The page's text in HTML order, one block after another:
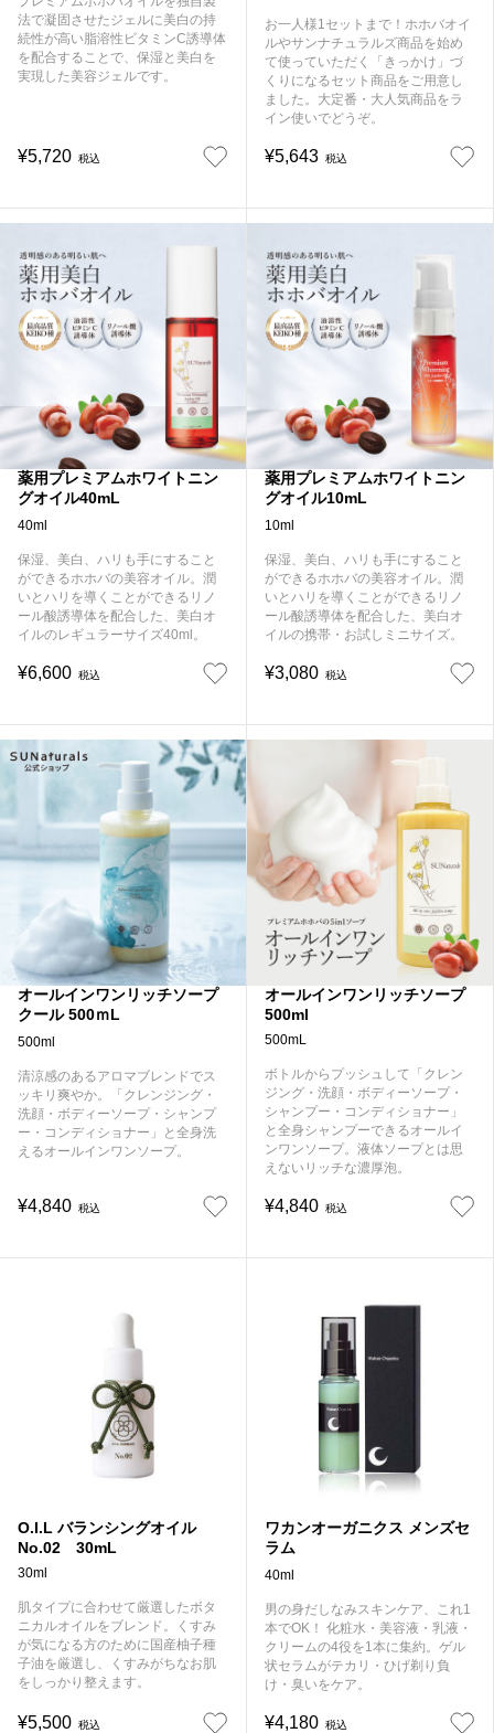
法で凝固させたジェルに美白の持
続性が高い脂溶性ビタミンC誘導体
を配合することで、保湿と美白を
実現した美容ジェルです。
¥5,720 税込
お一人様1セットまで！ホホバオイ
ルやサンナチュラルズ商品を始め
て使っていただく「きっかけ」づ
くりになるセット商品をご用意し
ました。大定番・大人気商品をラ
イン使いでどうぞ。
¥5,643 税込
薬用プレミアムホワイトニン
グオイル40mL
40ml
保湿、美白、ハリも手にすること
ができるホホバの美容オイル。潤
いとハリを導くことができるリノ
ール酸誘導体を配合した、美白オ
イルのレギュラーサイズ40ml。
¥6,600 税込
薬用プレミアムホワイトニン
グオイル10mL
10ml
保湿、美白、ハリも手にすること
ができるホホバの美容オイル。潤
いとハリを導くことができるリノ
ール酸誘導体を配合した、美白オ
イルの携帯・お試しミニサイズ。
¥3,080 税込
オールインワンリッチソープ
クール 500ｍL
500ml
清涼感のあるアロマブレンドでス
ッキリ爽やか。「クレンジング・
洗顔・ボディーソープ・シャンプ
ー・コンディショナー」と全身洗
えるオールインワンソープ。
¥4,840 税込
オールインワンリッチソープ
500ml
500mL
ボトルからプッシュして「クレン
ジング・洗顔・ボディーソープ・
シャンプー・コンディショナー」
と全身シャンプーできるオールイ
ンワンソープ。液体ソープとは思
えないリッチな濃厚泡。
¥4,840 税込
O.I.L バランシングオイル
No.02 30mL
30ml
肌タイプに合わせて厳選したボタ
ニカルオイルをブレンド。くすみ
が気になる方のために国産柚子種
子油を厳選し、くすみがちなお肌
をしっかり整えます。
¥5,500 税込
ワカンオーガニクス メンズセ
ラム
40ml
男の身だしなみスキンケア、これ1
本でOK！ 化粧水・美容液・乳液・
クリームの4役を1本に集約。ゲル
状セラムがテカリ・ひげ剃り負
け・臭いをケア。
¥4,180 税込